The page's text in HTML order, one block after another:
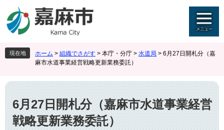
ジ
先
頭
。
ュ
を
飛
て
本
文
へ
現在地 ホーム > 組織でさがす > 本庁・分庁 > 水道局 > 6月27日開札分（嘉
麻市水道事業経営戦略更新業務委託）
本
文
6月27日開札分（嘉麻市水道事業経営
戦略更新業務委託）